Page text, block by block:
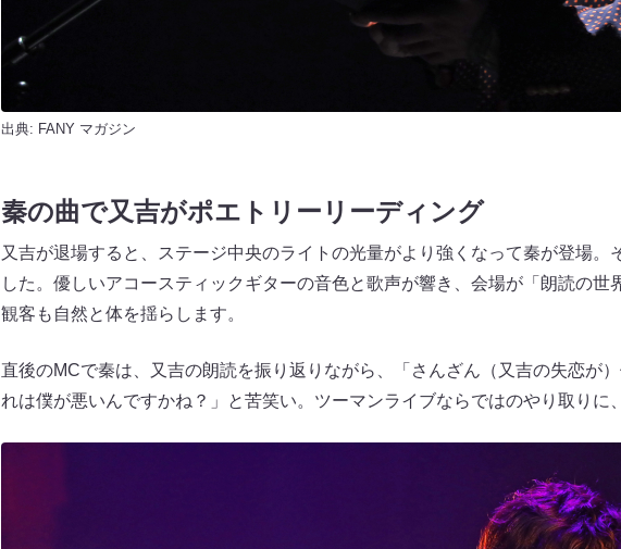
出典: FANY マガジン
秦の曲で又吉がポエトリーリーディング
又吉が退場すると、ステージ中央のライトの光量がより強くなって秦が登場。
した。優しいアコースティックギターの音色と歌声が響き、会場が「朗読の世
観客も自然と体を揺らします。
直後のMCで秦は、又吉の朗読を振り返りながら、「さんざん（又吉の失恋が
れは僕が悪いんですかね？」と苦笑い。ツーマンライブならではのやり取りに